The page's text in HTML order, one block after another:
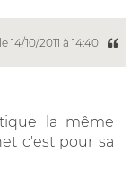
le 14/10/2011 à 14:40
la même
c'est pour sa